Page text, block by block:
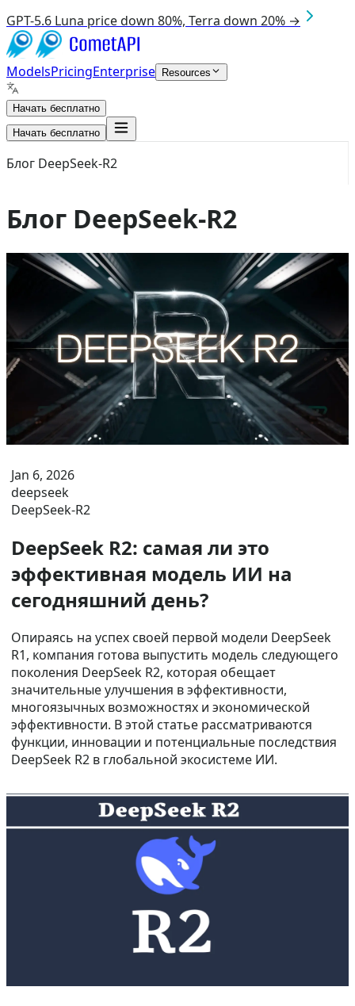
GPT-5.6 Luna price down 80%, Terra down 20% →
ModelsPricingEnterprise Resources
Начать бесплатно
Начать бесплатно
Блог DeepSeek-R2
Блог DeepSeek-R2
Jan 6, 2026
deepseek
DeepSeek-R2
DeepSeek R2: самая ли это
эффективная модель ИИ на
сегодняшний день?
Опираясь на успех своей первой модели DeepSeek
R1, компания готова выпустить модель следующего
поколения DeepSeek R2, которая обещает
значительные улучшения в эффективности,
многоязычных возможностях и экономической
эффективности. В этой статье рассматриваются
функции, инновации и потенциальные последствия
DeepSeek R2 в глобальной экосистеме ИИ.